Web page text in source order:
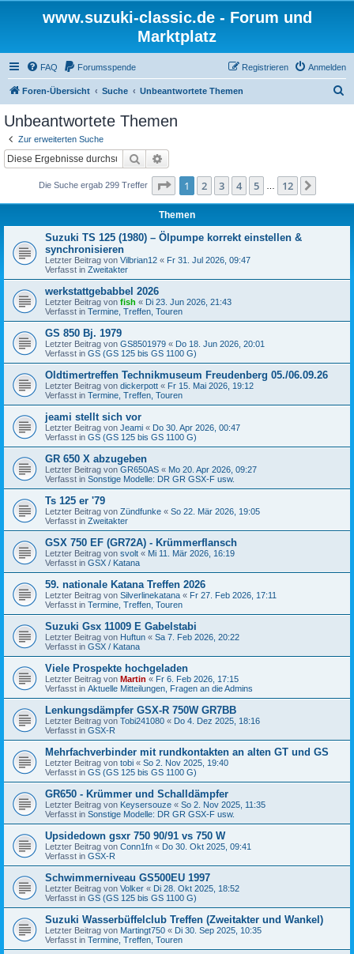
www.suzuki-classic.de - Forum und
Marktplatz
FAQ Forumsspende Anmelden
Registrieren
Foren-Übersicht Suche Unbeantwortete Themen
Unbeantwortete Themen
Zur erweiterten Suche
Suche
Die Suche ergab 299 Treffer Seite 1von 12
1 2 3 4 5 12
Themen
Suzuki TS 125 (1980) – Ölpumpe korrekt einstellen &
synchronisieren
Letzter Beitrag von Vilbrian12 « Fr 31. Jul 2026, 09:47
Verfasst in Zweitakter
werkstattgebabbel 2026
Letzter Beitrag von fish « Di 23. Jun 2026, 21:43
Verfasst in Termine, Treffen, Touren
GS 850 Bj. 1979
Letzter Beitrag von GS8501979 « Do 18. Jun 2026, 20:01
Verfasst in GS (GS 125 bis GS 1100 G)
Oldtimertreffen Technikmuseum Freudenberg 05./06.09.26
Letzter Beitrag von dickerpott « Fr 15. Mai 2026, 19:12
Verfasst in Termine, Treffen, Touren
jeami stellt sich vor
Letzter Beitrag von Jeami « Do 30. Apr 2026, 00:47
Verfasst in GS (GS 125 bis GS 1100 G)
GR 650 X abzugeben
Letzter Beitrag von GR650AS « Mo 20. Apr 2026, 09:27
Verfasst in Sonstige Modelle: DR GR GSX-F usw.
Ts 125 er '79
Letzter Beitrag von Zündfunke « So 22. Mär 2026, 19:05
Verfasst in Zweitakter
GSX 750 EF (GR72A) - Krümmerflansch
Letzter Beitrag von svolt « Mi 11. Mär 2026, 16:19
Verfasst in GSX / Katana
59. nationale Katana Treffen 2026
Letzter Beitrag von Silverlinekatana « Fr 27. Feb 2026, 17:11
Verfasst in Termine, Treffen, Touren
Suzuki Gsx 11009 E Gabelstabi
Letzter Beitrag von Huftun « Sa 7. Feb 2026, 20:22
Verfasst in GSX / Katana
Viele Prospekte hochgeladen
Letzter Beitrag von Martin « Fr 6. Feb 2026, 17:15
Verfasst in Aktuelle Mitteilungen, Fragen an die Admins
Lenkungsdämpfer GSX-R 750W GR7BB
Letzter Beitrag von Tobi241080 « Do 4. Dez 2025, 18:16
Verfasst in GSX-R
Mehrfachverbinder mit rundkontakten an alten GT und GS
Letzter Beitrag von tobi « So 2. Nov 2025, 19:40
Verfasst in GS (GS 125 bis GS 1100 G)
GR650 - Krümmer und Schalldämpfer
Letzter Beitrag von Keysersouze « So 2. Nov 2025, 11:35
Verfasst in Sonstige Modelle: DR GR GSX-F usw.
Upsidedown gsxr 750 90/91 vs 750 W
Letzter Beitrag von Conn1fn « Do 30. Okt 2025, 09:41
Verfasst in GSX-R
Schwimmerniveau GS500EU 1997
Letzter Beitrag von Volker « Di 28. Okt 2025, 18:52
Verfasst in GS (GS 125 bis GS 1100 G)
Suzuki Wasserbüffelclub Treffen (Zweitakter und Wankel)
Letzter Beitrag von Martingt750 « Di 30. Sep 2025, 10:35
Verfasst in Termine, Treffen, Touren